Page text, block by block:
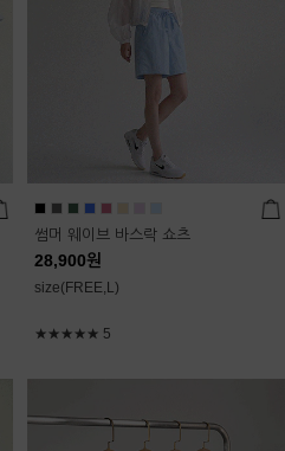
썸머 웨이브 바스락 쇼츠
28,900원
size(FREE,L)
★★★★★ 5